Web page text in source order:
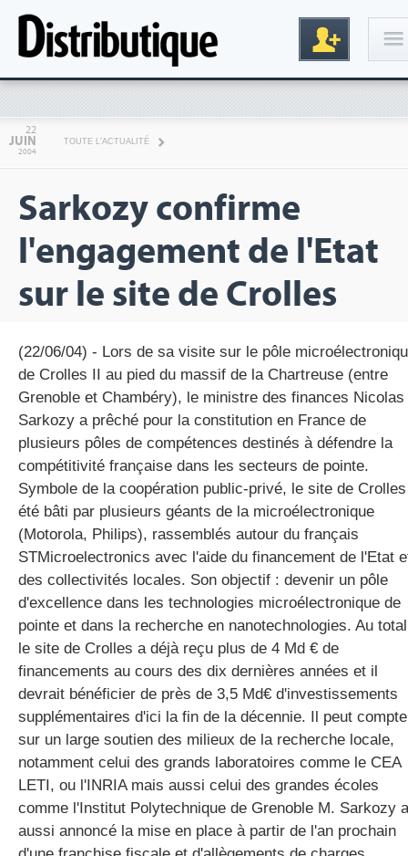
Inscription
gratuite
22
JUIN
2004
TOUTE L'ACTUALITÉ
Sarkozy confirme
l'engagement de l'Etat
sur le site de Crolles
(22/06/04) - Lors de sa visite sur le pôle
de Crolles II au pied du massif de la Chartreuse (entre
Grenoble et Chambéry), le ministre des finances Nicolas
Sarkozy a prêché pour la constitution en France de
plusieurs pôles de compétences destinés à défendre la
compétitivité française dans les secteurs de pointe.
Symbole de la coopération public-privé, le site de
été bâti par plusieurs géants de la microélectronique
(Motorola, Philips), rassemblés autour du français
STMicroelectronics avec l'aide du financement de l'Etat
des collectivités locales. Son objectif : devenir un pôle
d'excellence dans les technologies microélectronique de
pointe et dans la recherche en nanotechnologies. Au total
le site de Crolles a déjà reçu plus de 4 Md € de
financements au cours des dix dernières années et il
devrait bénéficier de près de 3,5 Md€ d'investissements
supplémentaires d'ici la fin de la décennie. Il peut
sur un large soutien des milieux de la recherche locale,
notamment celui des grands laboratoires comme le CEA
LETI, ou l'INRIA mais aussi celui des grandes écoles
comme l'Institut Polytechnique de Grenoble M. Sarkozy a
aussi annoncé la mise en place à partir de l'an prochain